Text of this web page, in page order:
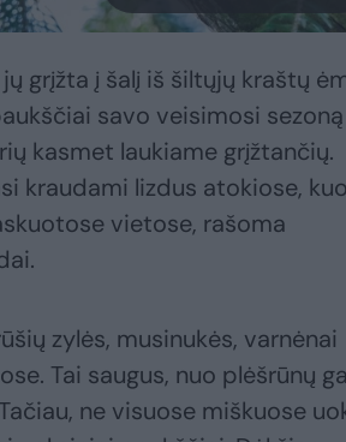
grįžta į šalį iš šiltųjų kraštų
savo veisimosi sezoną
kasmet laukiame grįžtančių.
kraudami lizdus atokiose, kuo
vietose, rašoma
zylės, musinukės, varnėnai
Tai saugus, nuo plėšrūnų
ne visuose miškuose